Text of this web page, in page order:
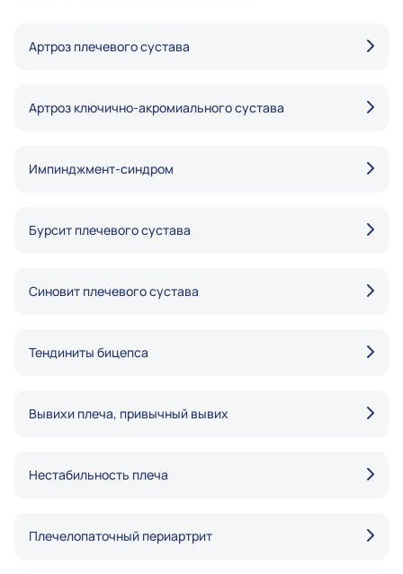
Артроз плечевого сустава
Артроз ключично-акромиального сустава
Импинджмент-синдром
Бурсит плечевого сустава
Синовит плечевого сустава
Тендиниты бицепса
Вывихи плеча, привычный вывих
Нестабильность плеча
Плечелопаточный периартрит